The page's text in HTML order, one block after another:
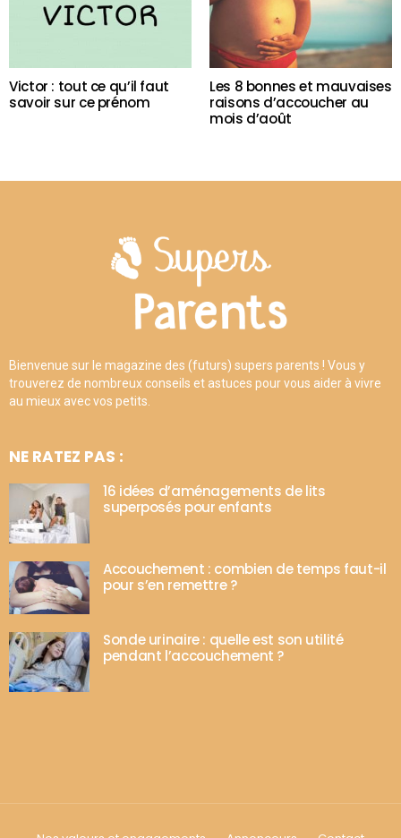
Victor : tout ce qu’il faut
savoir sur ce prénom
Les 8 bonnes et mauvaises
raisons d’accoucher au
mois d’août
Bienvenue sur le magazine des (futurs) supers parents ! Vous y
trouverez de nombreux conseils et astuces pour vous aider à vivre
au mieux avec vos petits.
NE RATEZ PAS :
16 idées d’aménagements de lits
superposés pour enfants
Accouchement : combien de temps faut-il
pour s’en remettre ?
Sonde urinaire : quelle est son utilité
pendant l’accouchement ?